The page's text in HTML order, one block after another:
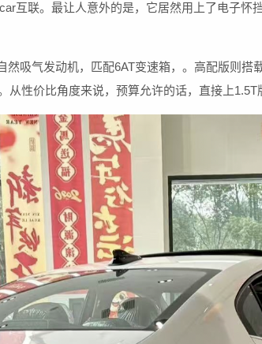
互联。最让人意外的是，它居然用上了电子怀
然吸气发动机，匹配6AT变速箱，。高配版则搭
从性价比角度来说，预算允许的话，直接上1.5T